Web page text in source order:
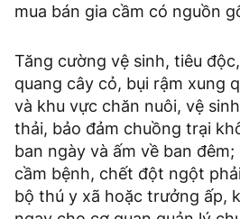
mua bán gia cầm có nguồn
Tăng cường vệ sinh, tiêu
quang cây cỏ, bụi rậm xung
và khu vực chăn nuôi, vệ
thải, bảo đảm chuồng trại
ban ngày và ấm về ban
cầm bệnh, chết đột ngột
bộ thú y xã hoặc trưởng ấp,